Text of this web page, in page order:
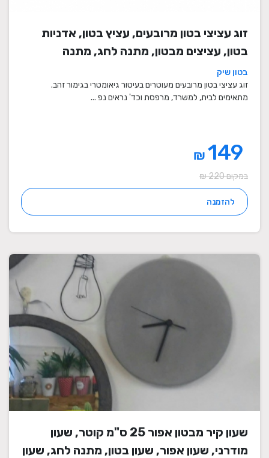
זוג עציצי בטון מרובעים, עציץ בטון, אדניות
בטון, עציצים מבטון, מתנה לחג, מתנה
לעובדים, מתנות לחנוכת בית, עציצים מתנה,
מתנה, מתנות מיוחדות
בטון שיק
זוג עציצי בטון מרובעים מעוטרים בעיטור גיאומטרי בגימור זהב.
מתאימים לבית, למשרד, מרפסת וכד' נראים נפ ...
₪
במקום 220 ₪
להזמנה
שעון קיר מבטון אפור 25 ס"מ קוטר, שעון
מודרני, שעון אפור, שעון בטון, מתנה לחג, שעון